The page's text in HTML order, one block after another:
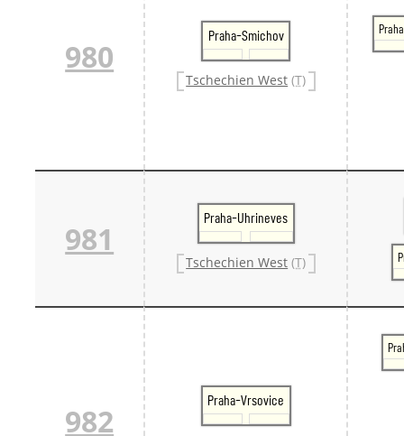
980
Praha-Smichov
Tschechien West (T)
981
Praha-Uhrineves
Tschechien West (T)
982
Praha-Vrsovice